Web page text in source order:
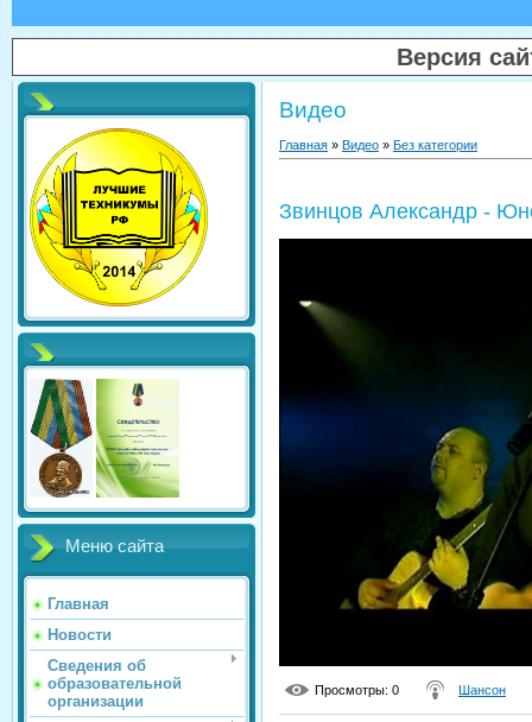
Версия
Меню сайта
Главная
Новости
Сведения об
образовательной
организации
Видео
Главная » Видео » Без категории
Звинцов Александр -
Просмотры: 0 Шансон